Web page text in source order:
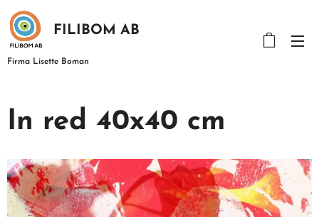
FILIBOM AB
Firma Lisette Boman
In red 40x40 cm